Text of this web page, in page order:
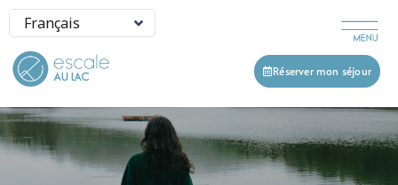
Réserver mon séjour